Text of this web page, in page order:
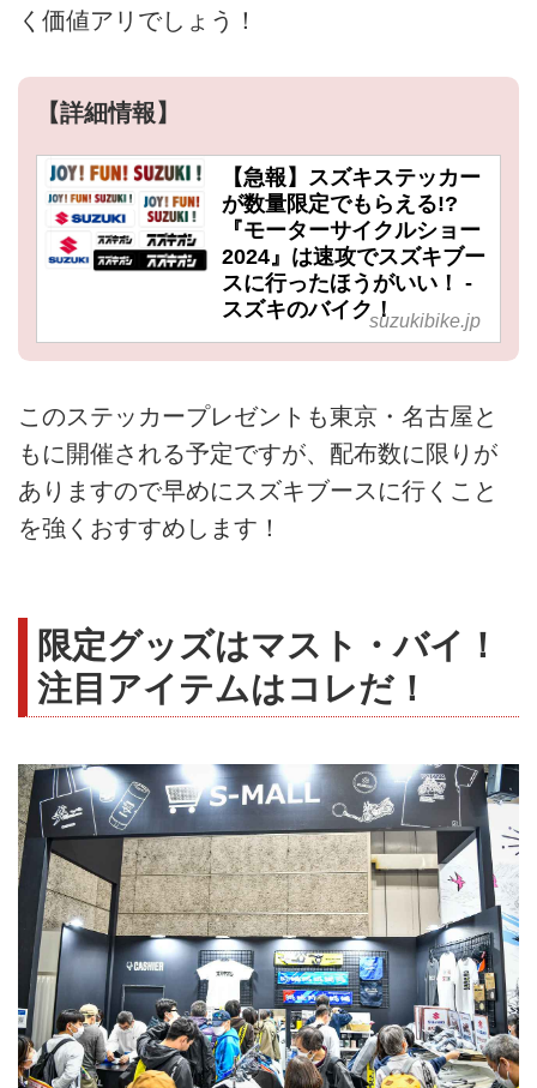
く価値アリでしょう！
【詳細情報】
【急報】スズキステッカー
が数量限定でもらえる!?
『モーターサイクルショー
2024』は速攻でスズキブー
スに行ったほうがいい！ -
スズキのバイク！suzukibike.jp
このステッカープレゼントも東京・名古屋と
もに開催される予定ですが、配布数に限りが
ありますので早めにスズキブースに行くこと
を強くおすすめします！
限定グッズはマスト・バイ！
注目アイテムはコレだ！